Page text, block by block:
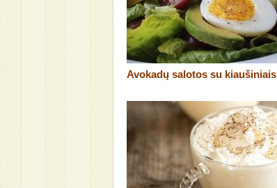
Avokadų salotos su kiaušiniais